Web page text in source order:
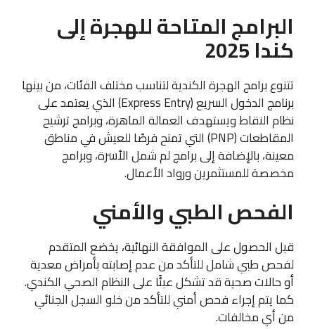
البرامج المتاحة للهجرة إلى
كندا 2025
تتنوع برامج الهجرة الكندية لتناسب مختلف الفئات، من بينها
برنامج الدخول السريع (Express Entry) الذي يعتمد على
نظام النقاط ويستهدف العمالة الماهرة، وبرامج ترشيح
المقاطعات (PNP) التي تمنح فرصًا للعيش في مناطق
معينة، بالإضافة إلى برامج لم شمل الأسرة، وبرامج
مخصصة للمستثمرين ورواد الأعمال.
الفحص الطبي والأمني
قبل الحصول على الموافقة النهائية، يخضع المتقدم
لفحص طبي شامل للتأكد من عدم إصابته بأمراض معدية
أو حالات صحية قد تشكل عبئًا على النظام الصحي الكندي.
كما يتم إجراء فحص أمني للتأكد من خلو السجل الجنائي
من أي مخالفات.